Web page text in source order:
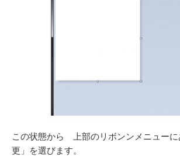
この状態から 上部のリボンンメニューに
更」を選びます。